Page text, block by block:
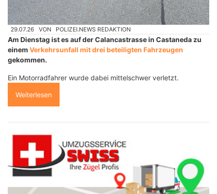
29.07.26 VON POLIZEI.NEWS REDAKTION
Am Dienstag ist es auf der Calancastrasse in Castaneda zu
einem Verkehrsunfall mit drei beteiligten Fahrzeugen
gekommen.
Ein Motorradfahrer wurde dabei mittelschwer verletzt.
Weiterlesen